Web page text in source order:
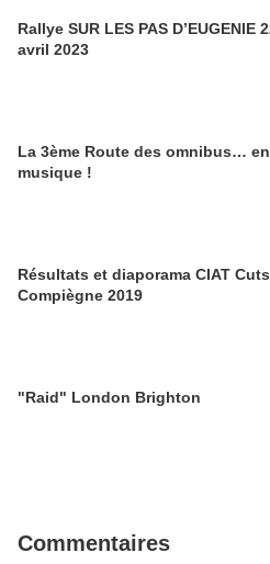
Rallye SUR LES PAS D’EUGENIE 22-23
avril 2023
La 3ème Route des omnibus… en
musique !
Résultats et diaporama CIAT Cuts
Compiègne 2019
"Raid" London Brighton
Commentaires